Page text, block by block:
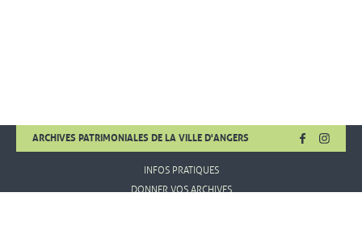
ARCHIVES PATRIMONIALES DE LA VILLE D'ANGERS FACEBOOK
, OUVRE
,
INFOS PRATIQUES
DONNER VOS ARCHIVES